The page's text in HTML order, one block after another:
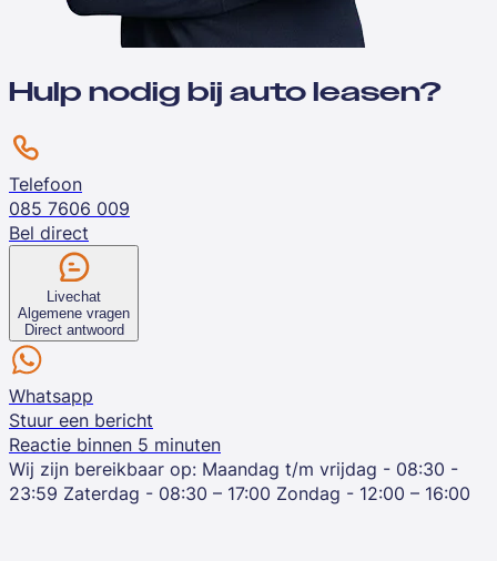
Hulp nodig bij auto leasen?
Telefoon
085 7606 009
Bel direct
Livechat
Algemene vragen
Direct antwoord
Whatsapp
Stuur een bericht
Reactie binnen 5 minuten
Wij zijn bereikbaar op: Maandag t/m vrijdag - 08:30 -
23:59 Zaterdag - 08:30 – 17:00 Zondag - 12:00 – 16:00